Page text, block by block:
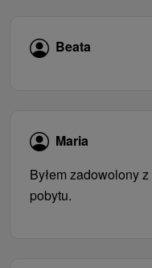
Beata
Maria
Byłem zadowolony
pobytu.